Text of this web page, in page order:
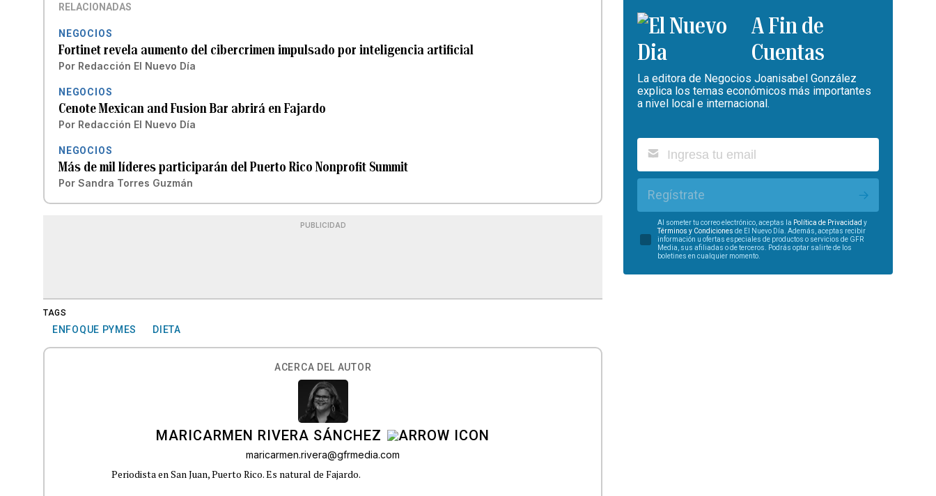
RELACIONADAS
NEGOCIOS
Fortinet revela aumento del cibercrimen impulsado por inteligencia artificial
Por Redacción El Nuevo Día
NEGOCIOS
Cenote Mexican and Fusion Bar abrirá en Fajardo
Por Redacción El Nuevo Día
NEGOCIOS
Más de mil líderes participarán del Puerto Rico Nonprofit Summit
Por Sandra Torres Guzmán
PUBLICIDAD
TAGS
ENFOQUE PYMES DIETA
ACERCA DEL AUTOR
MARICARMEN RIVERA SÁNCHEZ
maricarmen.rivera@gfrmedia.com
Periodista en San Juan, Puerto Rico. Es natural de Fajardo.
A Fin de
Cuentas
La editora de Negocios Joanisabel González
explica los temas económicos más importantes
a nivel local e internacional.
Regístrate
Al someter tu correo electrónico, aceptas la Política de Privacidad y
Términos y Condiciones de El Nuevo Día. Además, aceptas recibir
información u ofertas especiales de productos o servicios de GFR
Media, sus afiliadas o de terceros. Podrás optar salirte de los
boletines en cualquier momento.